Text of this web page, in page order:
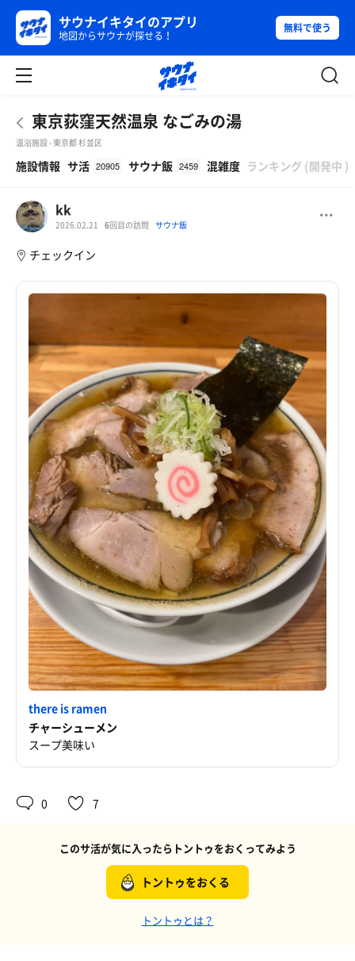
サウナイキタイのアプリ
地図からサウナが探せる！
無料で使う
東京荻窪天然温泉 なごみの湯
温浴施設 - 東京都 杉並区
施設情報 サ活 20905 サウナ飯 2459 混雑度 ランキング (開発中 )
kk
2026.02.21 6回目の訪問 サウナ飯
チェックイン
there is ramen
チャーシューメン
スープ美味い
0 7
このサ活が気に入ったらトントゥをおくってみよう
トントゥをおくる
トントゥとは？